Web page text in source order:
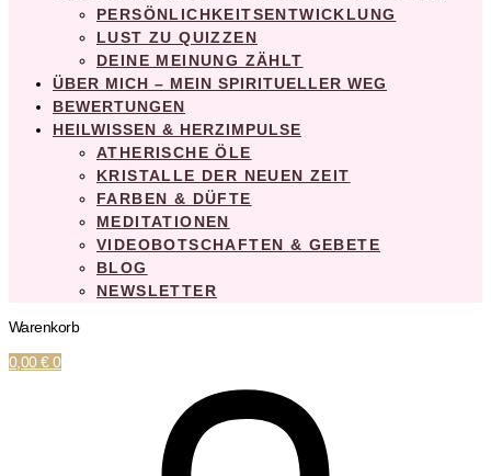
PERSÖNLICHKEITSENTWICKLUNG
LUST ZU QUIZZEN
DEINE MEINUNG ZÄHLT
ÜBER MICH – MEIN SPIRITUELLER WEG
BEWERTUNGEN
HEILWISSEN & HERZIMPULSE
ATHERISCHE ÖLE
KRISTALLE DER NEUEN ZEIT
FARBEN & DÜFTE
MEDITATIONEN
VIDEOBOTSCHAFTEN & GEBETE
BLOG
NEWSLETTER
Warenkorb
0,00€ 0